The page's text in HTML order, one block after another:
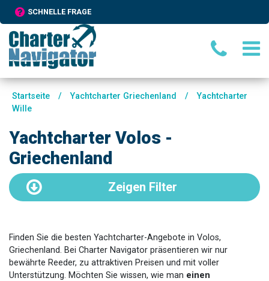
SCHNELLE FRAGE
Startseite / Yachtcharter Griechenland /
Yachtcharter
Wille
Yachtcharter Volos -
Griechenland
Zeigen Filter
Finden Sie die besten Yachtcharter-Angebote in Volos,
Griechenland. Bei Charter Navigator präsentieren wir nur
bewährte Reeder, zu attraktiven Preisen und mit voller
Unterstützung. Möchten Sie wissen, wie man einen